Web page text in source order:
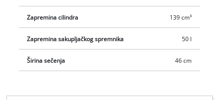
Zapremina cilindra 139 cm³
Zapremina sakupljačkog spremnika 50 l
Širina sečenja 46 cm